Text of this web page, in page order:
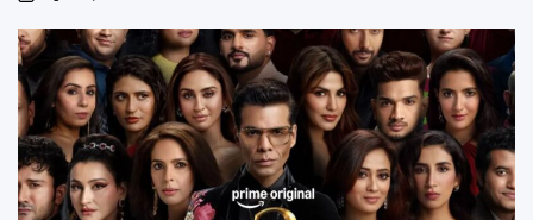
on